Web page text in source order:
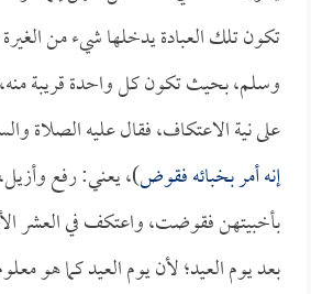
تكون تلك العبادة يدخلها شيء من
وسلم، بحيث تكون كل واحدة قريبة
على نية الاعتكاف، فقال عليه الصلاة
إنه أمر بخبائه فقوض)، يعني: رفع
بأخبيتهن فقوضت، واعتكف في العشر
بعد يوم العيد؛ لأن يوم العيد كما هو